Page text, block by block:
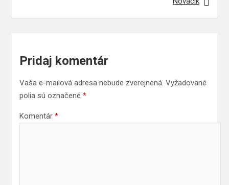
Pridaj komentár
Vaša e-mailová adresa nebude zverejnená. Vyžadované
polia sú označené *
Komentár *